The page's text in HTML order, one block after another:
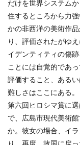
だけを世界システム
住するところから力
かの非西洋の美術作
り、評価されたがゆ
イデンティティの傷
ことには自覚的であ
評価すること、ある
難しさはここにある。
第六回ヒロシマ賞に
で、広島市現代美術
か。彼女の場合、イ
り、再度、故国に戻